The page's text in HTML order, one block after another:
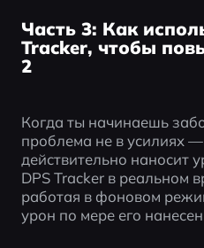
Часть 3: Как
Tracker, чтобы
2
Когда ты начинаешь
проблема не в усилиях
действительно наносит
DPS Tracker в реальном
работая в фоновом
урон по мере его